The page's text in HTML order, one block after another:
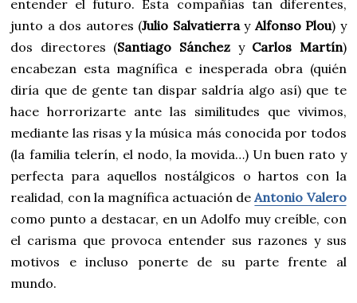
entender el futuro. Esta compañías tan diferentes,
junto a dos autores (Julio SalvatierrayAlfonso Plou) y
dos directores (Santiago Sánchez y Carlos Martín)
encabezan esta magnífica e inesperada obra (quién
diría que de gente tan dispar saldría algo así) que te
hace horrorizarte ante las similitudes que vivimos,
mediante las risas y la música más conocida por todos
(la familia telerín, el nodo, la movida…) Un buen rato y
perfecta para aquellos nostálgicos o hartos con la
realidad, con la magnífica actuación deAntonio Valero
como punto a destacar, en un Adolfo muy creíble, con
el carisma que provoca entender sus razones y sus
motivos e incluso ponerte de su parte frente al
mundo.